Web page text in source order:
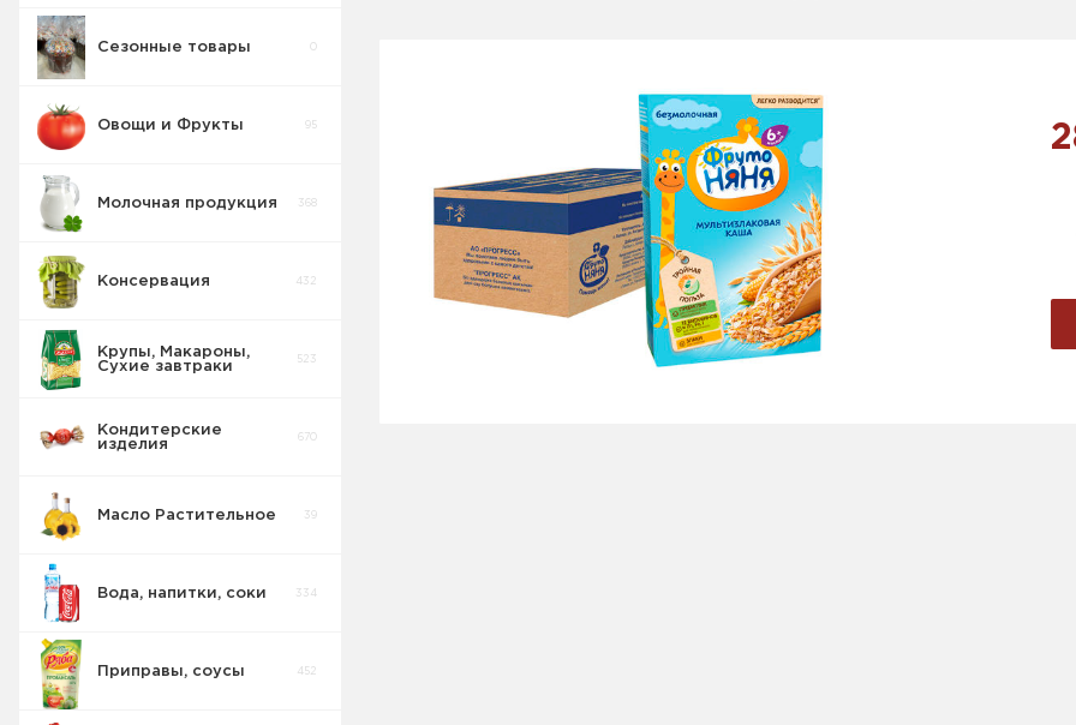
Сезонные товары
Овощи и Фрукты 95
Молочная продукция 368
Консервация 432
Крупы, Макароны,
Сухие завтраки
523
Кондитерские
изделия
670
Масло Растительное 39
Вода, напитки, соки 334
Приправы, соусы 452